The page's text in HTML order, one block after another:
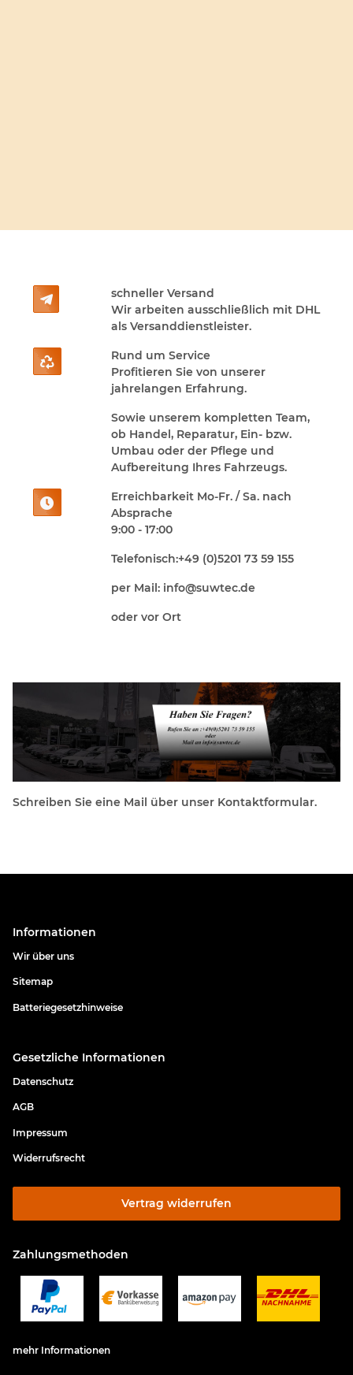

schneller Versand
Wir arbeiten ausschließlich mit DHL
als Versanddienstleister.

Rund um Service
Profitieren Sie von unserer
jahrelangen Erfahrung.
Sowie unserem kompletten Team,
ob Handel, Reparatur, Ein- bzw.
Umbau oder der Pflege und
Aufbereitung Ihres Fahrzeugs.

Erreichbarkeit Mo-Fr. / Sa. nach
Absprache
9:00 - 17:00
Telefonisch:+49 (0)5201 73 59 155
per Mail: info@suwtec.de
oder vor Ort
Schreiben Sie eine Mail über unser Kontaktformular.
Informationen
Wir über uns
Sitemap
Batteriegesetzhinweise
Gesetzliche Informationen
Datenschutz
AGB
Impressum
Widerrufsrecht
Vertrag widerrufen
Zahlungsmethoden
mehr Informationen